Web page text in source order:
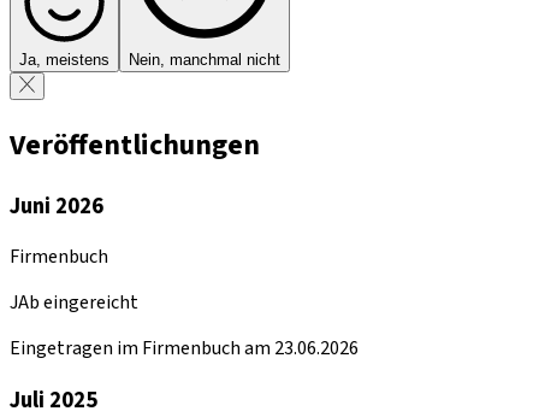
Ja, meistens Nein, manchmal nicht
Veröffentlichungen
Juni 2026
Firmenbuch
JAb eingereicht
Eingetragen im Firmenbuch am 23.06.2026
Juli 2025